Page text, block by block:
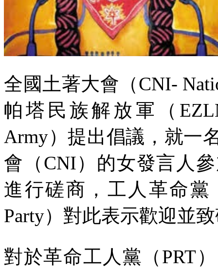
全國土著大會（CNI-
帕塔民族解放軍（
Army）提出倡議，就一
會（ CNI）的女發言人
進行磋商，工人革命黨
Party）對此表示歡迎並
對於革命工人黨（ PRT